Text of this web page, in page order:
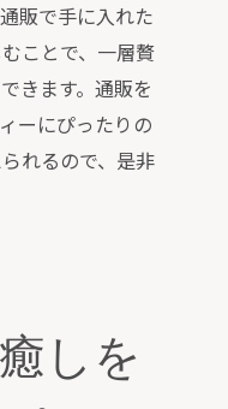
販で手に入れた
ことで、一層贅
きます。通販を
ーにぴったりの
れるので、是非
しを